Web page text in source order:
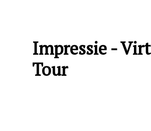
Impressie -
Tour